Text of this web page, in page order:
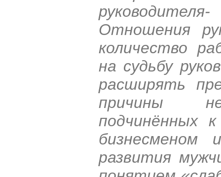
Отношения
количество
на судьбу
расширять
причины
подчинённых
бизнесменом
развития